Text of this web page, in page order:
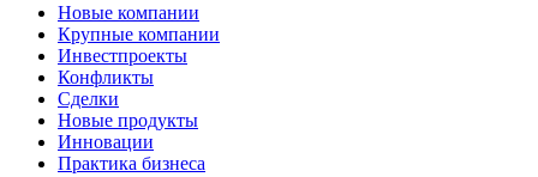
Новые компании
Крупные компании
Инвестпроекты
Конфликты
Сделки
Новые продукты
Инновации
Практика бизнеса